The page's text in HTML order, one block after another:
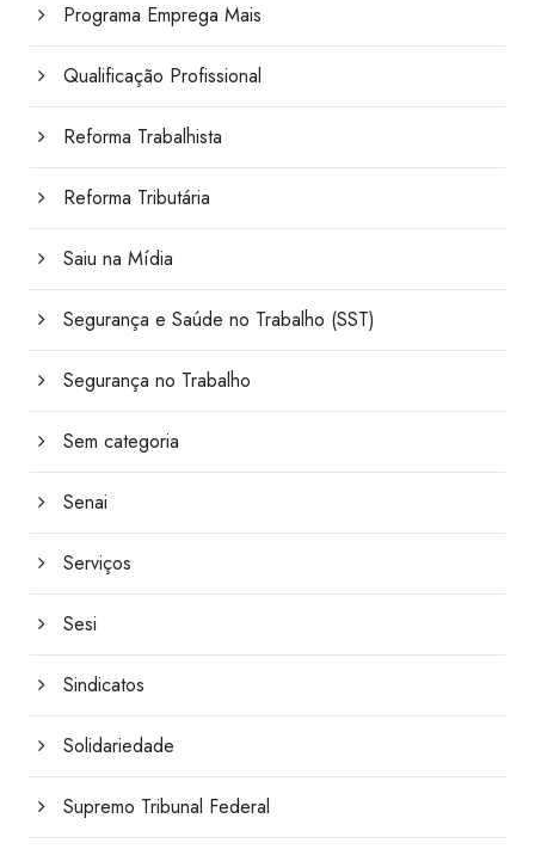
Programa Emprega Mais
Qualificação Profissional
Reforma Trabalhista
Reforma Tributária
Saiu na Mídia
Segurança e Saúde no Trabalho (SST)
Segurança no Trabalho
Sem categoria
Senai
Serviços
Sesi
Sindicatos
Solidariedade
Supremo Tribunal Federal